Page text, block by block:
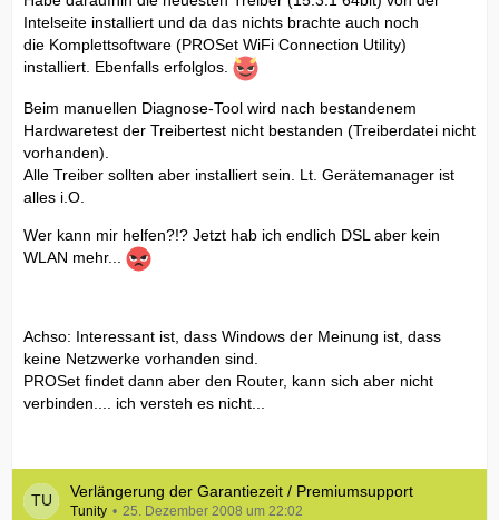
Intelseite installiert und da das nichts brachte auch noch
die Komplettsoftware (PROSet WiFi Connection Utility)
installiert. Ebenfalls erfolglos.
Beim manuellen Diagnose-Tool wird nach bestandenem
Hardwaretest der Treibertest nicht bestanden (Treiberdatei nicht
vorhanden).
Alle Treiber sollten aber installiert sein. Lt. Gerätemanager ist
alles i.O.
Wer kann mir helfen?!? Jetzt hab ich endlich DSL aber kein
WLAN mehr...
Achso: Interessant ist, dass Windows der Meinung ist, dass
keine Netzwerke vorhanden sind.
PROSet findet dann aber den Router, kann sich aber nicht
verbinden.... ich versteh es nicht...
Verlängerung der Garantiezeit / Premiumsupport
Tunity 25. Dezember 2008 um 22:02